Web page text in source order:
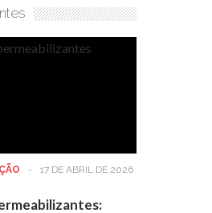
- 17 DE ABRIL DE 2026